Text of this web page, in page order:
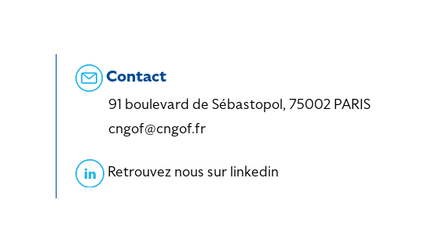
Contact
91 boulevard de Sébastopol, 75002 PARIS
cngof@cngof.fr
Retrouvez nous sur linkedin